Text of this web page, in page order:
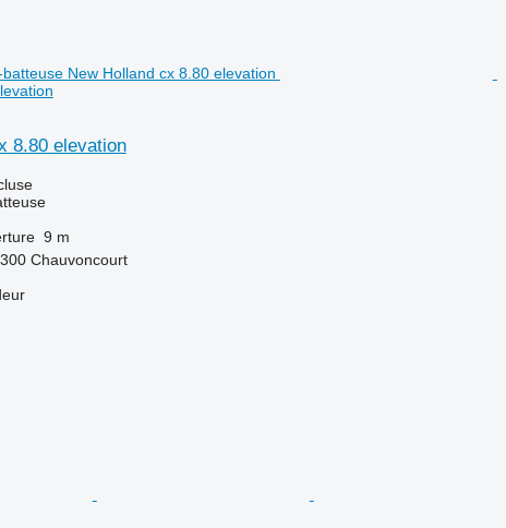
8.80 elevation
9 m
Chauvoncourt